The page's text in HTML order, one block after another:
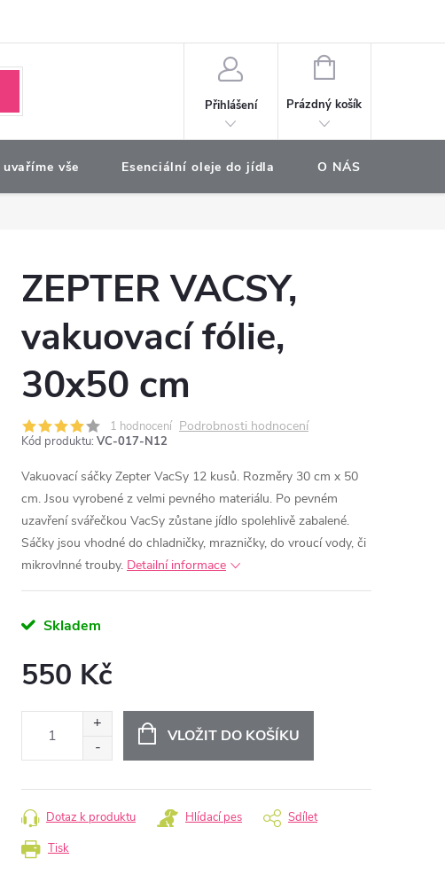
Přihlášení
NÁKUPNÍ
Prázdný košík
vše Esenciální oleje do jídla O NÁS
ZEPTER VACSY,
vakuovací fólie,
30x50 cm
1 hodnocení Podrobnosti hodnocení
Kód produktu: VC-017-N12
Vakuovací sáčky Zepter VacSy 12 kusů. Rozměry 30 cm x 50
cm. Jsou vyrobené z velmi pevného materiálu. Po pevném
uzavření svářečkou VacSy zůstane jídlo spolehlivě zabalené.
Sáčky jsou vhodné do chladničky, mrazničky, do vroucí vody, či
mikrovlnné trouby. Detailní informace
Skladem
550 Kč
VLOŽIT DO KOŠÍKU
Tisk
Dotaz k produktu Hlídací pes Sdílet